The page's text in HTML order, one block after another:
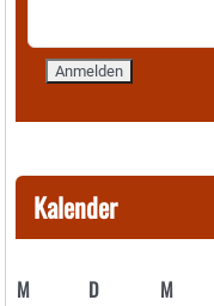
Kalender
M D M